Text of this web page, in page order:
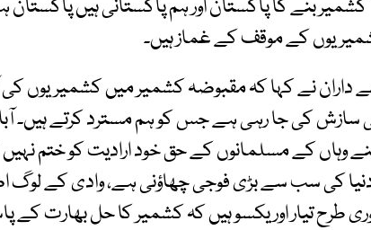
کشمیر بنے گا پاکستان اور ہم پاکستانی ہیں
کے موقف کے غماز ہیں۔
داران نے کہا کہ مقبوضہ کشمیر میں کشمیریوں
سازش کی جا رہی ہے جس کو ہم مسترد کرتے ہیں۔
وہاں کے مسلمانوں کے حق خود ارادیت کو ختم
کی سب سے بڑی فوجی چھاؤنی ہے، وادی کے لوگ
طرح تیار اور یکسو ہیں کہ کشمیر کا حل بھارت کے